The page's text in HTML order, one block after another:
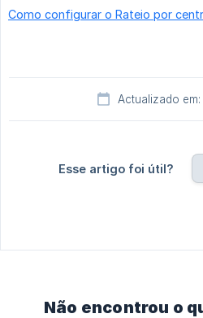
Como configurar o Rateio por
Actualizado
Esse artigo foi útil?
Não encontrou o